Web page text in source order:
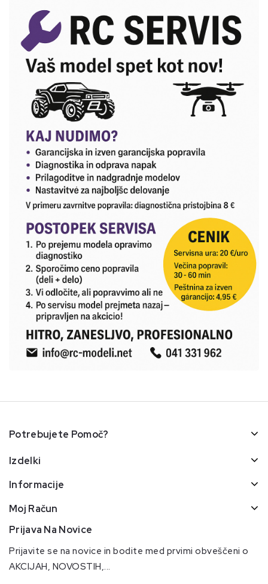
Potrebujete Pomoč?
Izdelki
Informacije
Moj Račun
Prijava Na Novice
Prijavite se na novice in bodite med prvimi obveščeni o
AKCIJAH, NOVOSTIH,...